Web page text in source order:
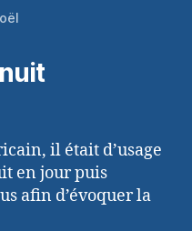
il était d’usage
en jour puis
afin d’évoquer la